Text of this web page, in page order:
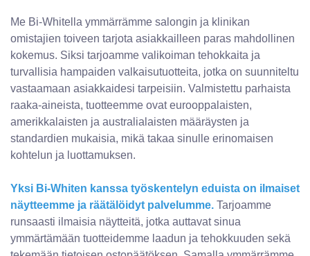
Me Bi-Whitella ymmärrämme salongin ja klinikan
omistajien toiveen tarjota asiakkailleen paras mahdollinen
kokemus. Siksi tarjoamme valikoiman tehokkaita ja
turvallisia hampaiden valkaisutuotteita, jotka on suunniteltu
vastaamaan asiakkaidesi tarpeisiin. Valmistettu parhaista
raaka-aineista, tuotteemme ovat eurooppalaisten,
amerikkalaisten ja australialaisten määräysten ja
standardien mukaisia, mikä takaa sinulle erinomaisen
kohtelun ja luottamuksen.
Yksi Bi-Whiten kanssa työskentelyn eduista on ilmaiset
näytteemme ja räätälöidyt palvelumme. Tarjoamme
runsaasti ilmaisia ​​näytteitä, jotka auttavat sinua
ymmärtämään tuotteidemme laadun ja tehokkuuden sekä